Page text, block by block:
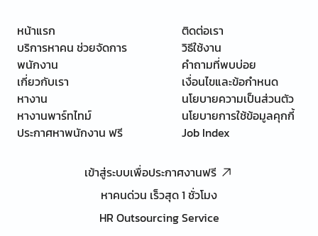
หน้าแรก
บริการหาคน ช่วยจัดการ
พนักงาน
เกี่ยวกับเรา
หางาน
หางานพาร์ทไทม์
ประกาศหาพนักงาน ฟรี
ติดต่อเรา
วิธีใช้งาน
คำถามที่พบบ่อย
เงื่อนไขและข้อกำหนด
นโยบายความเป็นส่วนตัว
นโยบายการใช้ข้อมูลคุกกี้
Job Index
เข้าสู่ระบบเพื่อประกาศงานฟรี
หาคนด่วน เร็วสุด 1 ชั่วโมง
HR Outsourcing Service